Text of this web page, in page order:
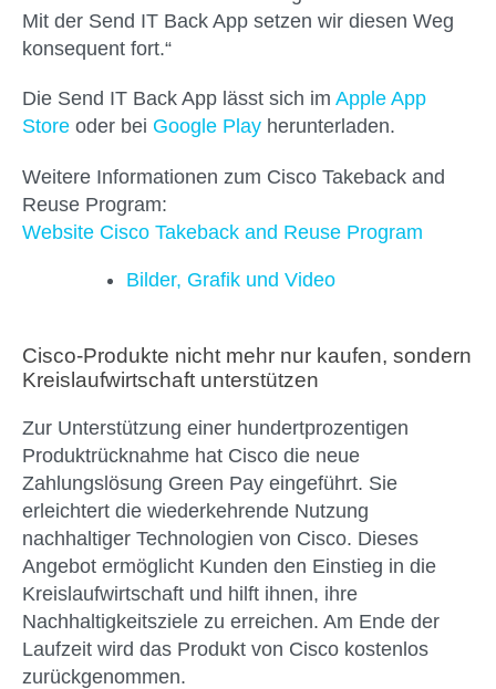
Mit der Send IT Back App setzen wir diesen Weg
konsequent fort.“
Die Send IT Back App lässt sich im Apple App
Store oder bei Google Play herunterladen.
Weitere Informationen zum Cisco Takeback and
Reuse Program:
Website Cisco Takeback and Reuse Program
Bilder, Grafik und Video
Cisco-Produkte nicht mehr nur kaufen, sondern
Kreislaufwirtschaft unterstützen
Zur Unterstützung einer hundertprozentigen
Produktrücknahme hat Cisco die neue
Zahlungslösung Green Pay eingeführt. Sie
erleichtert die wiederkehrende Nutzung
nachhaltiger Technologien von Cisco. Dieses
Angebot ermöglicht Kunden den Einstieg in die
Kreislaufwirtschaft und hilft ihnen, ihre
Nachhaltigkeitsziele zu erreichen. Am Ende der
Laufzeit wird das Produkt von Cisco kostenlos
zurückgenommen.